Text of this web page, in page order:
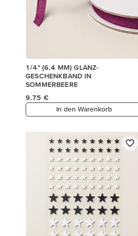
1/4" (6,4 MM) GLANZ-
GESCHENKBAND IN
SOMMERBEERE
9,75 €
In den Warenkorb